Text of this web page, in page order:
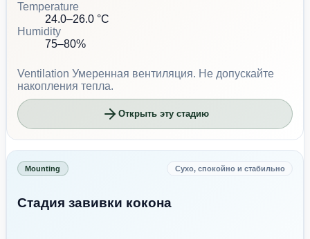
Temperature
24.0–26.0 °C
Humidity
75–80%
Ventilation Умеренная вентиляция. Не допускайте
накопления тепла.
Открыть эту стадию
Mounting Сухо, спокойно и стабильно
Стадия завивки кокона